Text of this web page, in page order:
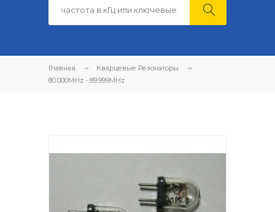
Главная
Кварцевые Резонаторы
80.000MHz - 89.999MHz